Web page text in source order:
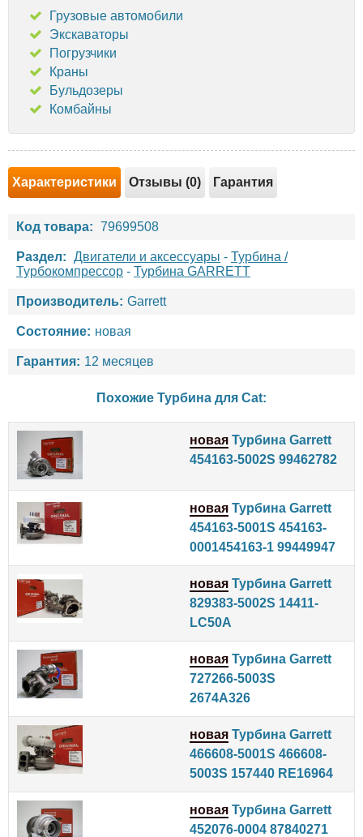
Грузовые автомобили
Экскаваторы
Погрузчики
Краны
Бульдозеры
Комбайны
Характеристики Отзывы (0) Гарантия
Код товара: 79699508
Раздел: Двигатели и аксессуары - Турбина /
Турбокомпрессор - Турбина GARRETT
Производитель: Garrett
Состояние: новая
Гарантия: 12 месяцев
Похожие Турбина для Cat:
новая Турбина Garrett
454163-5002S 99462782
новая Турбина Garrett
454163-5001S 454163-
0001454163-1 99449947
новая Турбина Garrett
829383-5002S 14411-
LC50A
новая Турбина Garrett
727266-5003S
2674A326
новая Турбина Garrett
466608-5001S 466608-
5003S 157440 RE16964
новая Турбина Garrett
452076-0004 87840271